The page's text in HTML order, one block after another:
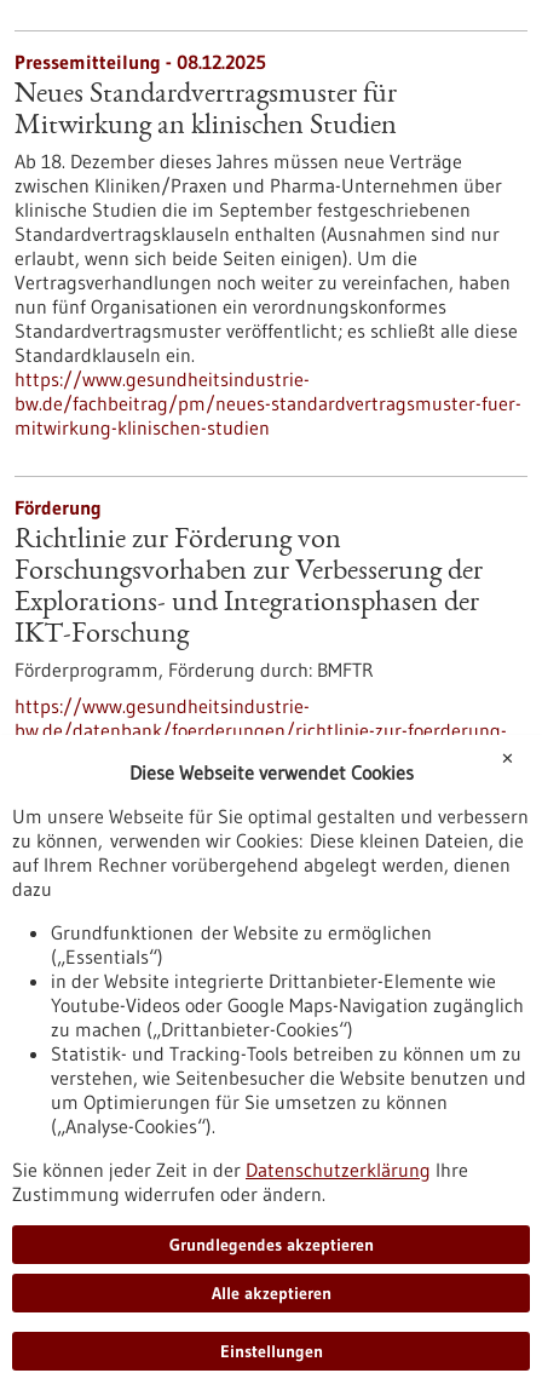
Pressemitteilung - 08.12.2025
Neues Standardvertragsmuster für
Mitwirkung an klinischen Studien
Ab 18. Dezember dieses Jahres müssen neue Verträge
zwischen Kliniken/Praxen und Pharma-Unternehmen über
klinische Studien die im September festgeschriebenen
Standardvertragsklauseln enthalten (Ausnahmen sind nur
erlaubt, wenn sich beide Seiten einigen). Um die
Vertragsverhandlungen noch weiter zu vereinfachen, haben
nun fünf Organisationen ein verordnungskonformes
Standardvertragsmuster veröffentlicht; es schließt alle diese
Standardklauseln ein.
https://www.gesundheitsindustrie-
bw.de/fachbeitrag/pm/neues-standardvertragsmuster-fuer-
mitwirkung-klinischen-studien
Förderung
Richtlinie zur Förderung von
Forschungsvorhaben zur Verbesserung der
Explorations- und Integrationsphasen der
IKT-Forschung
Förderprogramm, Förderung durch: BMFTR
https://www.gesundheitsindustrie-
bw.de/datenbank/foerderungen/richtlinie-zur-foerderung-
von-forschungsvorhaben-zur-verbesserung-der-explorations-
und-integrationsphasen-der-ikt-forschung
Pressemitteilung - 08.12.2025
Neuer Mutationskatalog erleichtert
personalisierte Krebstherapie
Wenn bei Krebspatient*innen Genveränderungen im Tumor
gefunden werden, ist oft unklar, ob sie das Tumorwachstum
fördern oder ob eine gezielte Therapie wirken könnte. Ein
Forschungsteam unter Leitung des Universitätsklinikums
Freiburg hat nun einen Katalog erstellt, in dem über 11.000
Genvarianten einer zentralen Genfamilie auf ihre Rolle beim
Tumorwachstum untersucht und bewertet wurden.
https://www.gesundheitsindustrie-
personalisierte-krebstherapie
Pressemitteilung - 04.12.2025
Austauschbarkeit von verordneten Biologika:
G-BA definiert die Voraussetzungen
Der Gemeinsame Bundesausschuss (G-BA) trägt mit einer
✕
Diese Webseite verwendet Cookies
Um unsere Webseite für Sie optimal gestalten und verbessern
zu können, verwenden wir Cookies: Diese kleinen Dateien, die
auf Ihrem Rechner vorübergehend abgelegt werden, dienen
dazu
Grundfunktionen der Website zu ermöglichen
(„Essentials“)
in der Website integrierte Drittanbieter-Elemente wie
Youtube-Videos oder Google Maps-Navigation zugänglich
zu machen („Drittanbieter-Cookies“)
Statistik- und Tracking-Tools betreiben zu können um zu
verstehen, wie Seitenbesucher die Website benutzen und
um Optimierungen für Sie umsetzen zu können
(„Analyse-Cookies“).
Sie können jeder Zeit in der Datenschutzerklärung Ihre
Zustimmung widerrufen oder ändern.
Grundlegendes akzeptieren
Alle akzeptieren
Einstellungen